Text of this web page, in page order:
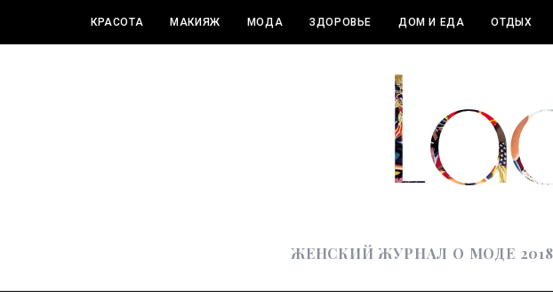
КРАСОТА МАКИЯЖ МОДА ЗДОРОВЬЕ ДОМ И ЕДА ОТДЫХ
ЖЕНСКИЙ ЖУРНАЛ О МОДЕ